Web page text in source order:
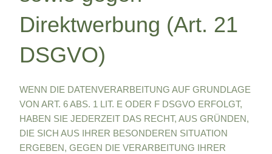
Direktwerbung (Art. 21
DSGVO)
WENN DIE DATENVERARBEITUNG AUF GRUNDLAGE
VON ART. 6 ABS. 1 LIT. E ODER F DSGVO ERFOLGT,
HABEN SIE JEDERZEIT DAS RECHT, AUS GRÜNDEN,
DIE SICH AUS IHRER BESONDEREN SITUATION
ERGEBEN, GEGEN DIE VERARBEITUNG IHRER